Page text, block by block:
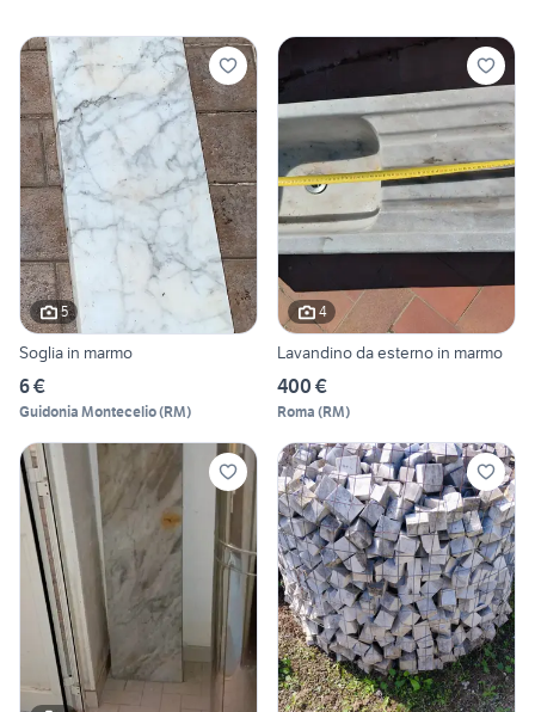
5
Soglia in marmo
6 €
Guidonia Montecelio(RM)
4
Lavandino da esterno in marmo
400 €
Roma (RM)